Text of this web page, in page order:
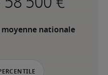
nationale
percentile